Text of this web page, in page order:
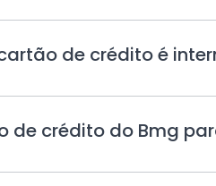
de crédito é
de crédito do Bmg